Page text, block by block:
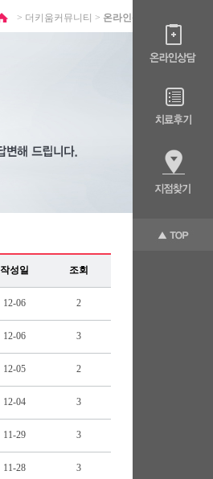
> 더키움커뮤니티 > 온라인상담
작성일 조회
12-06 2
12-06 3
12-05 2
12-04 3
11-29 3
11-28 3